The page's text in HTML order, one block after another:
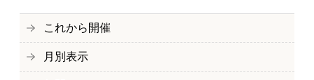
これから開催
月別表示